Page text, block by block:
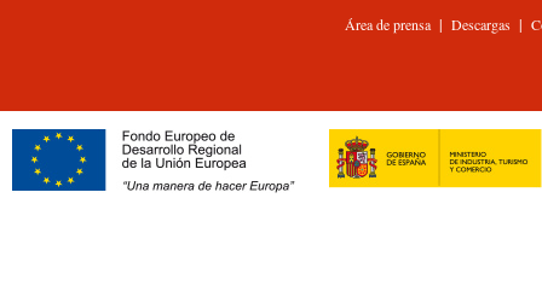
Área de prensa| Descargas|